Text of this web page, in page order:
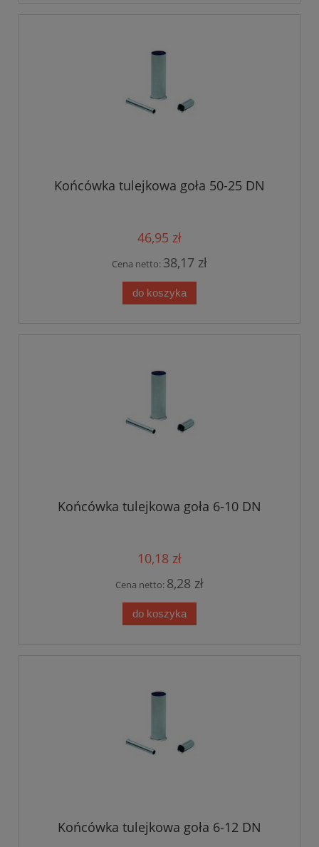
Końcówka tulejkowa goła 50-25 DN
46,95 zł
Cena netto: 38,17 zł
do koszyka
Końcówka tulejkowa goła 6-10 DN
10,18 zł
Cena netto: 8,28 zł
do koszyka
Końcówka tulejkowa goła 6-12 DN